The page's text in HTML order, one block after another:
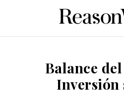
Balance
Inversión